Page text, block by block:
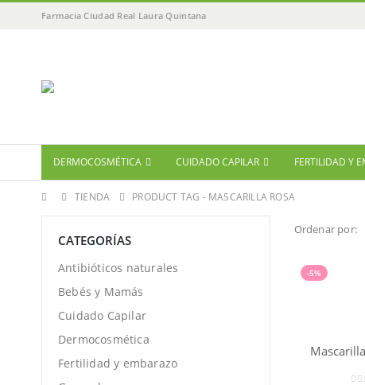
Farmacia Ciudad Real Laura Quintana
DERMOCOSMÉTICA CUIDADO CAPILAR FERTILIDAD Y
TIENDA PRODUCT TAG - MASCARILLA ROSA
Ordenar por:
-5%
CATEGORÍAS
Antibióticos naturales
Bebés y Mamás
Cuidado Capilar
Dermocosmética
Fertilidad y embarazo